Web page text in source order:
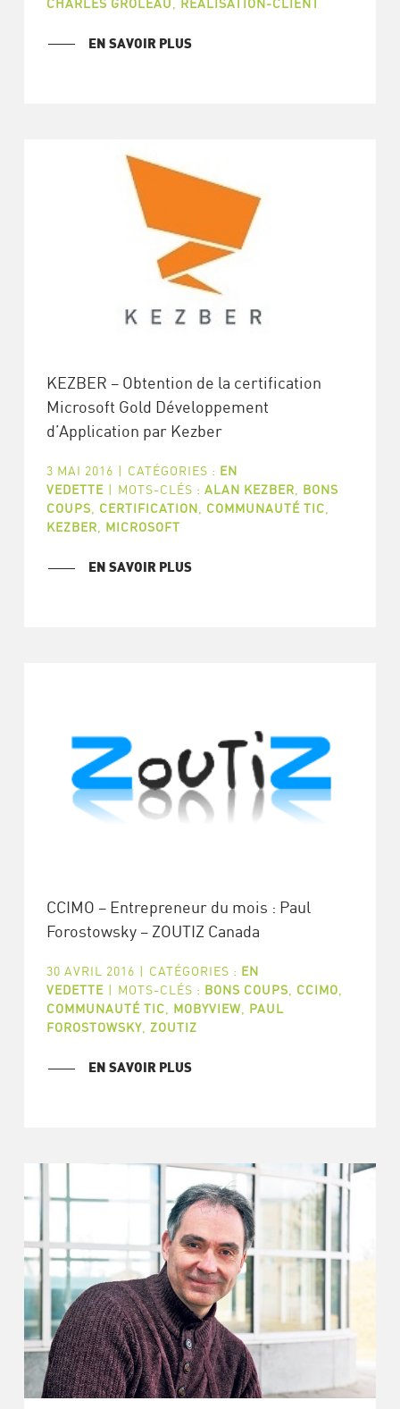
EN SAVOIR PLUS
KEZBER – Obtention de la certification
Microsoft Gold Développement
d’Application par Kezber
3 MAI 2016 | CATÉGORIES : EN
VEDETTE | MOTS-CLÉS : ALAN KEZBER
BONS
COUPS
CERTIFICATION COMMUNAUTÉ TIC
KEZBER
MICROSOFT
EN SAVOIR PLUS
CCIMO – Entrepreneur du mois : Paul
Forostowsky – ZOUTIZ Canada
30 AVRIL 2016 | CATÉGORIES : EN
VEDETTE | MOTS-CLÉS : BONS COUPS, CCIMO,
COMMUNAUTÉ TIC, MOBYVIEW, PAUL
FOROSTOWSKY, ZOUTIZ
EN SAVOIR PLUS